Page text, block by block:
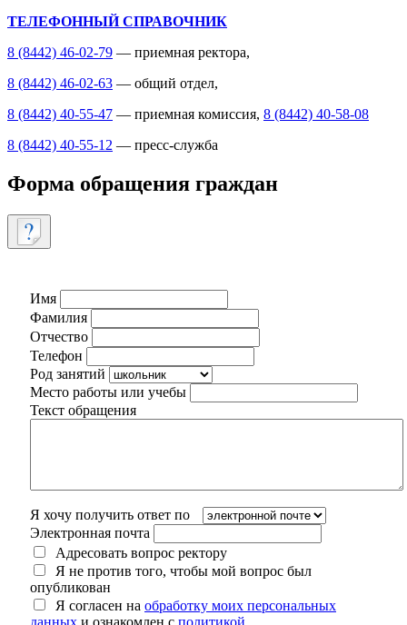
ТЕЛЕФОННЫЙ СПРАВОЧНИК
8 (8442) 46-02-79 — приемная ректора,
8 (8442) 46-02-63 — общий отдел,
8 (8442) 40-55-47 — приемная комиссия, 8 (8442) 40-58-08
8 (8442) 40-55-12 — пресс-служба
Форма обращения граждан
Имя
Фамилия
Отчество
Телефон
Род занятий
Место работы или учебы
Текст обращения
Я хочу получить ответ по
Электронная почта
Адресовать вопрос ректору
Я не против того, чтобы мой вопрос был
опубликован
Я согласен на обработку моих персональных